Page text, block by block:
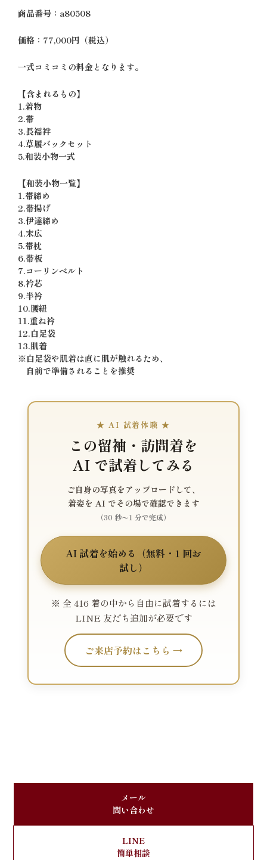
商品番号：a80508
価格：77,000円（税込）
一式コミコミの料金となります。
【含まれるもの】
1.着物
2.帯
3.長襦袢
4.草履バックセット
5.和装小物一式
【和装小物一覧】
1.帯締め
2.帯揚げ
3.伊達締め
4.末広
5.帯枕
6.帯板
7.コーリンベルト
8.衿芯
9.半衿
10.腰紐
11.重ね衿
12.白足袋
13.肌着
※白足袋や肌着は直に肌が触れるため、
自前で準備されることを推奨
★ AI 試着体験 ★
この留袖・訪問着を
AI で試着してみる
ご自身の写真をアップロードして、
着姿を AI でその場で確認できます
（30 秒〜1 分で完成）
AI 試着を始める（無料・1 回お
試し）
※ 全 416 着の中から自由に試着するには
LINE 友だち追加が必要です
ご来店予約はこちら →
メール
問い合わせ
LINE
簡単相談